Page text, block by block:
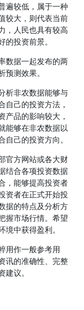
遍较低，属于一种
较大，则代表当前
，人民也具有较高
投资前景。
数据一起发布的两
测效果。
析非农数据能够与
自己的投资方法，
产品的影响较大，
能够在非农数据以
己的投资方向。
官方网站或各大财
结合各项投资数据
，能够提高投资者
资者在正式开始投
据的特点及分析方
握市场行情。希望
中获得盈利。
用作一般参考用
讯的准确性、完整
议。